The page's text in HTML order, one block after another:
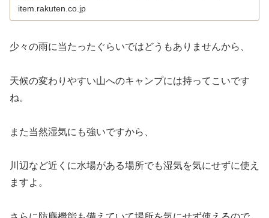
item.rakuten.co.jp
少々の雨に当たったぐらいではどうもありませんから、
天候の変わりやすい山へのキャンプには持ってこいです
ね。
また当然湿気にも強いですから、
川辺など近くに水場がある場所でも湿気を気にせずに使え
ますよ。